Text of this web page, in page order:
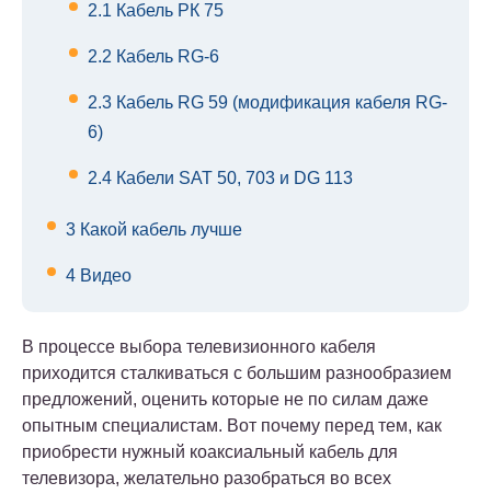
2.1 Кабель РК 75
2.2 Кабель RG-6
2.3 Кабель RG 59 (модификация кабеля RG-
6)
2.4 Кабели SAT 50, 703 и DG 113
3 Какой кабель лучше
4 Видео
В процессе выбора телевизионного кабеля
приходится сталкиваться с большим разнообразием
предложений, оценить которые не по силам даже
опытным специалистам. Вот почему перед тем, как
приобрести нужный коаксиальный кабель для
телевизора, желательно разобраться во всех